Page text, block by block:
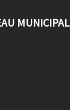
MUNICIPAL